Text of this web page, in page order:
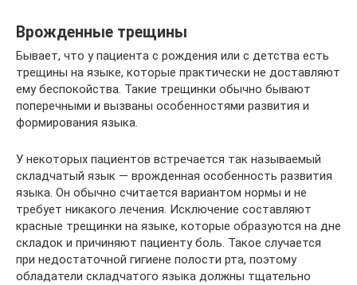
Врожденные трещины
Бывает, что у пациента с рождения или с детства есть
трещины на языке, которые практически не доставляют
ему беспокойства. Такие трещинки обычно бывают
поперечными и вызваны особенностями развития и
формирования языка.
У некоторых пациентов встречается так называемый
складчатый язык — врожденная особенность развития
языка. Он обычно считается вариантом нормы и не
требует никакого лечения. Исключение составляют
красные трещинки на языке, которые образуются на дне
складок и причиняют пациенту боль. Такое случается
при недостаточной гигиене полости рта, поэтому
обладатели складчатого языка должны тщательно